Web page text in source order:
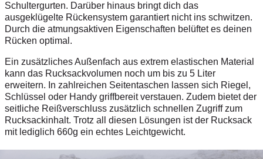
Schultergurten. Darüber hinaus bringt dich das
ausgeklügelte Rückensystem garantiert nicht ins schwitzen.
Durch die atmungsaktiven Eigenschaften belüftet es deinen
Rücken optimal.
Ein zusätzliches Außenfach aus extrem elastischen Material
kann das Rucksackvolumen noch um bis zu 5 Liter
erweitern. In zahlreichen Seitentaschen lassen sich Riegel,
Schlüssel oder Handy griffbereit verstauen. Zudem bietet der
seitliche Reißverschluss zusätzlich schnellen Zugriff zum
Rucksackinhalt. Trotz all diesen Lösungen ist der Rucksack
mit lediglich 660g ein echtes Leichtgewicht.